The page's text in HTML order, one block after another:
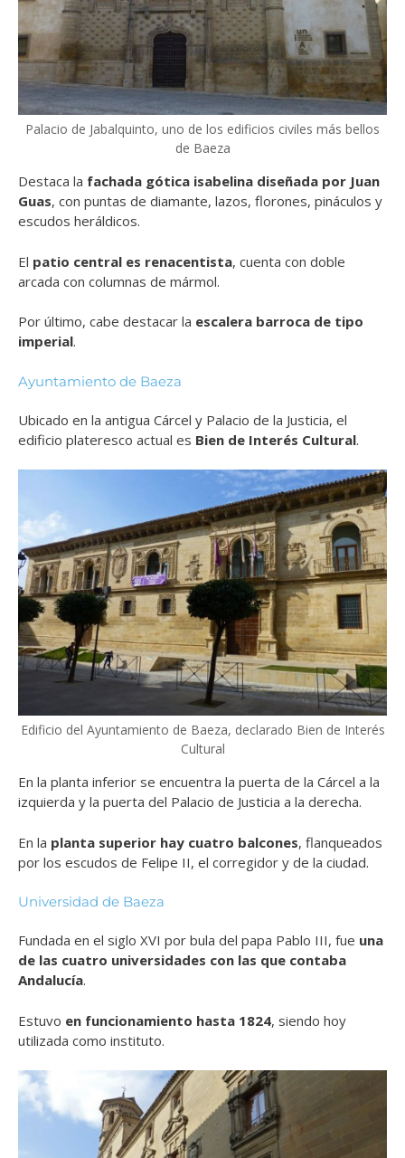
Palacio de Jabalquinto, uno de los edificios civiles más bellos
de Baeza
Destaca la fachada gótica isabelina diseñada por Juan
Guas, con puntas de diamante, lazos, florones, pináculos y
escudos heráldicos.
El patio central es renacentista, cuenta con doble
arcada con columnas de mármol.
Por último, cabe destacar la escalera barroca de tipo
imperial.
Ayuntamiento de Baeza
Ubicado en la antigua Cárcel y Palacio de la Justicia, el
edificio plateresco actual es Bien de Interés Cultural.
Edificio del Ayuntamiento de Baeza, declarado Bien de Interés
Cultural
En la planta inferior se encuentra la puerta de la Cárcel a la
izquierda y la puerta del Palacio de Justicia a la derecha.
En la planta superior hay cuatro balcones, flanqueados
por los escudos de Felipe II, el corregidor y de la ciudad.
Universidad de Baeza
Fundada en el siglo XVI por bula del papa Pablo III, fue una
de las cuatro universidades con las que contaba
Andalucía.
Estuvo en funcionamiento hasta 1824, siendo hoy
utilizada como instituto.